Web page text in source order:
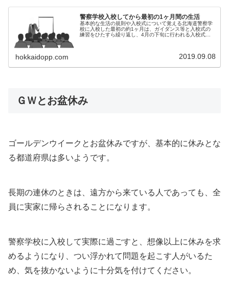
警察学校入校してから最初の1ヶ月間の生活
基本的な生活の規則や入校式について覚える北海道警察学
校に入校した最初の約1ヶ月は、ガイダンス等と入校式の
練習をひたすら繰り返し、4月の下旬に行われる入校式に
hokkaidopp.com 2019.09.08
ＧＷとお盆休み
ゴールデンウイークとお盆休みですが、基本的に休みとな
る都道府県は多いようです。
長期の連休のときは、遠方から来ている人であっても、全
員に実家に帰らされることになります。
警察学校に入校して実際に過ごすと、想像以上に休みを求
めるようになり、つい浮かれて問題を起こす人がいるた
め、気を抜かないように十分気を付けてください。